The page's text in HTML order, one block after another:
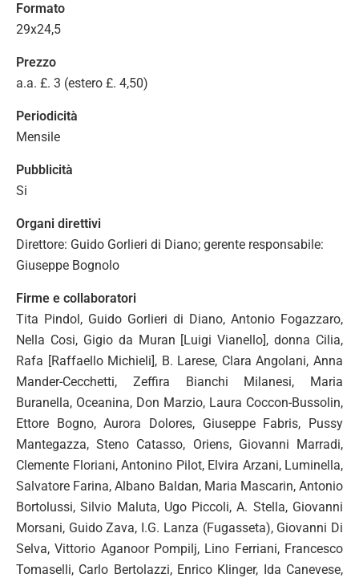
Formato
29x24,5
Prezzo
a.a. £. 3 (estero £. 4,50)
Periodicità
Mensile
Pubblicità
Si
Organi direttivi
Direttore: Guido Gorlieri di Diano; gerente responsabile:
Giuseppe Bognolo
Firme e collaboratori
Tita Pindol, Guido Gorlieri di Diano, Antonio Fogazzaro,
Nella Cosi, Gigio da Muran [Luigi Vianello], donna Cilia,
Rafa [Raffaello Michieli], B. Larese, Clara Angolani, Anna
Mander-Cecchetti, Zeffira Bianchi Milanesi, Maria
Buranella, Oceanina, Don Marzio, Laura Coccon-Bussolin,
Ettore Bogno, Aurora Dolores, Giuseppe Fabris, Pussy
Mantegazza, Steno Catasso, Oriens, Giovanni Marradi,
Clemente Floriani, Antonino Pilot, Elvira Arzani, Luminella,
Salvatore Farina, Albano Baldan, Maria Mascarin, Antonio
Bortolussi, Silvio Maluta, Ugo Piccoli, A. Stella, Giovanni
Morsani, Guido Zava, I.G. Lanza (Fugasseta), Giovanni Di
Selva, Vittorio Aganoor Pompilj, Lino Ferriani, Francesco
Tomaselli, Carlo Bertolazzi, Enrico Klinger, Ida Canevese,